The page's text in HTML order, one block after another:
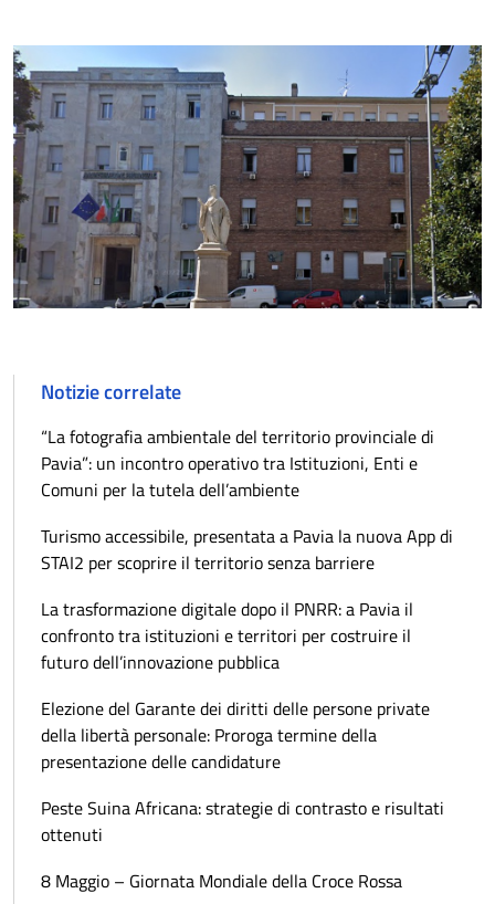
Notizie correlate
“La fotografia ambientale del territorio provinciale di
Pavia”: un incontro operativo tra Istituzioni, Enti e
Comuni per la tutela dell’ambiente
Turismo accessibile, presentata a Pavia la nuova App di
STAI2 per scoprire il territorio senza barriere
La trasformazione digitale dopo il PNRR: a Pavia il
confronto tra istituzioni e territori per costruire il
futuro dell’innovazione pubblica
Elezione del Garante dei diritti delle persone private
della libertà personale: Proroga termine della
presentazione delle candidature
Peste Suina Africana: strategie di contrasto e risultati
ottenuti
8 Maggio – Giornata Mondiale della Croce Rossa